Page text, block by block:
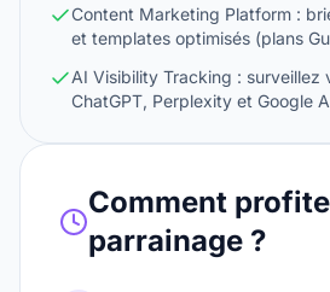
Comment
parrainage ?
Content Marketing Platform :
et templates optimisés (plans
AI Visibility Tracking : surveillez
ChatGPT, Perplexity et Google